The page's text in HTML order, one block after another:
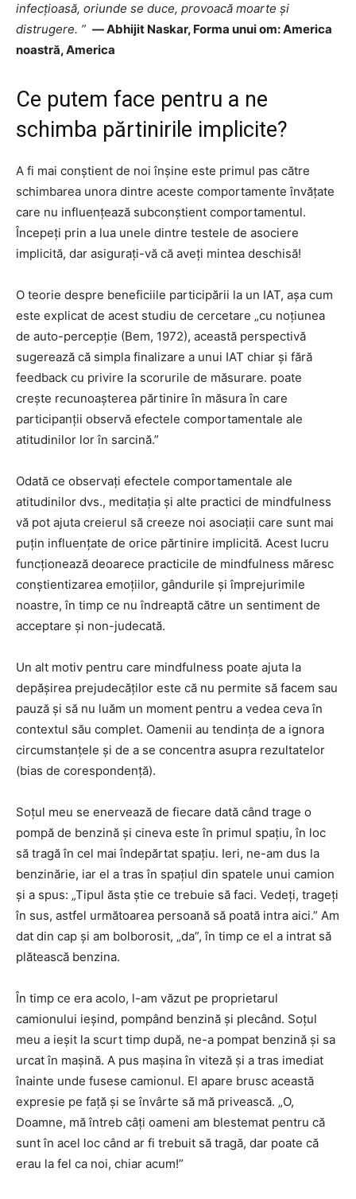
infecțioasă, oriunde se duce, provoacă moarte și
distrugere. ” ― Abhijit Naskar, Forma unui om: America
noastră, America
Ce putem face pentru a ne
schimba părtinirile implicite?
A fi mai conștient de noi înșine este primul pas către
schimbarea unora dintre aceste comportamente învățate
care nu influențează subconștient comportamentul.
Începeți prin a lua unele dintre testele de asociere
implicită, dar asigurați-vă că aveți mintea deschisă!
O teorie despre beneficiile participării la un IAT, așa cum
este explicat de acest studiu de cercetare „cu noțiunea
de auto-percepție (Bem, 1972), această perspectivă
sugerează că simpla finalizare a unui IAT chiar și fără
feedback cu privire la scorurile de măsurare. poate
crește recunoașterea părtinire în măsura în care
participanții observă efectele comportamentale ale
atitudinilor lor în sarcină.”
Odată ce observați efectele comportamentale ale
atitudinilor dvs., meditația și alte practici de mindfulness
vă pot ajuta creierul să creeze noi asociații care sunt mai
puțin influențate de orice părtinire implicită. Acest lucru
funcționează deoarece practicile de mindfulness măresc
conștientizarea emoțiilor, gândurile și împrejurimile
noastre, în timp ce nu îndreaptă către un sentiment de
acceptare și non-judecată.
Un alt motiv pentru care mindfulness poate ajuta la
depășirea prejudecăților este că nu permite să facem sau
pauză și să nu luăm un moment pentru a vedea ceva în
contextul său complet. Oamenii au tendința de a ignora
circumstanțele și de a se concentra asupra rezultatelor
(bias de corespondență).
Soțul meu se enervează de fiecare dată când trage o
pompă de benzină și cineva este în primul spațiu, în loc
să tragă în cel mai îndepărtat spațiu. Ieri, ne-am dus la
benzinărie, iar el a tras în spațiul din spatele unui camion
și a spus: „Tipul ăsta știe ce trebuie să faci. Vedeți, trageți
în sus, astfel următoarea persoană să poată intra aici.” Am
dat din cap și am bolborosit, „da”, în timp ce el a intrat să
plătească benzina.
În timp ce era acolo, l-am văzut pe proprietarul
camionului ieșind, pompând benzină și plecând. Soțul
meu a ieșit la scurt timp după, ne-a pompat benzină și sa
urcat în mașină. A pus mașina în viteză și a tras imediat
înainte unde fusese camionul. El apare brusc această
expresie pe față și se învârte să mă privească. „O,
Doamne, mă întreb câți oameni am blestemat pentru că
sunt în acel loc când ar fi trebuit să tragă, dar poate că
erau la fel ca noi, chiar acum!”